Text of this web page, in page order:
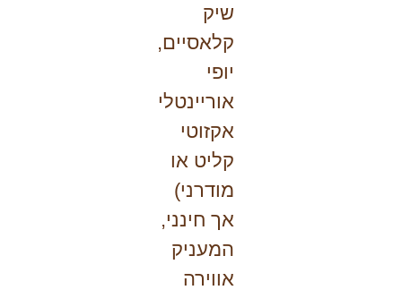
שיק
קלאסיים,
יופי
אוריינטלי
אקזוטי
קליט או
מודרני)
אך חינני,
המעניק
אווירה